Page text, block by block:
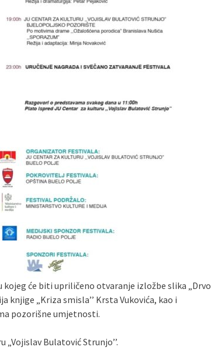
će biti upriličeno otvaranje izložbe slika „Drvo
knjige „Kriza smisla’’ Krsta Vukovića, kao i
pozorišne umjetnosti.
Bulatović Strunjo’’.